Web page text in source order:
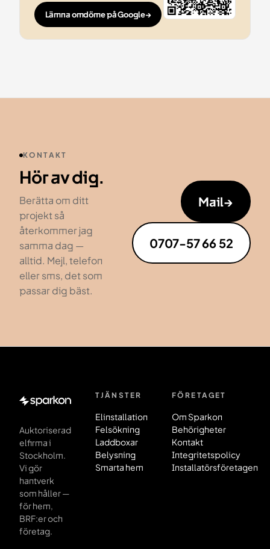
Lämna omdöme på Google→
KONTAKT
Hör av dig.
Berätta om ditt
projekt så
återkommer jag
samma dag —
alltid. Mejl, telefon
eller sms, det som
passar dig bäst.
Mail→
0707-57 66 52
Sidfot
Auktoriserad
elfirma i
Stockholm.
Vi gör
hantverk
som håller —
för hem,
BRF:er och
företag.
TJÄNSTER
Elinstallation
Felsökning
Laddboxar
Belysning
Smarta hem
FÖRETAGET
Om Sparkon
Behörigheter
Kontakt
Integritetspolicy
Installatörsföretagen